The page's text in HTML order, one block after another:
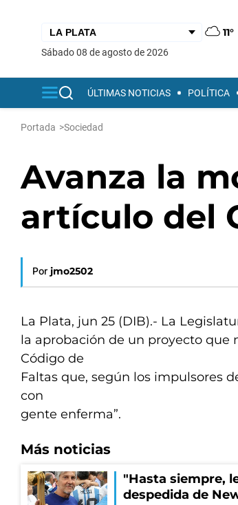
11°
sábado 08 de agosto de 2026
ÚLTIMAS NOTICIAS POLÍTICA
Portada >Sociedad
Avanza la
artículo del
Por jmo2502
La Plata, jun 25 (DIB).- La
la aprobación de un proyecto
Código de
Faltas que, según los impulsores
con
gente enferma”.
Más noticias
"Hasta siempre,
despedida de